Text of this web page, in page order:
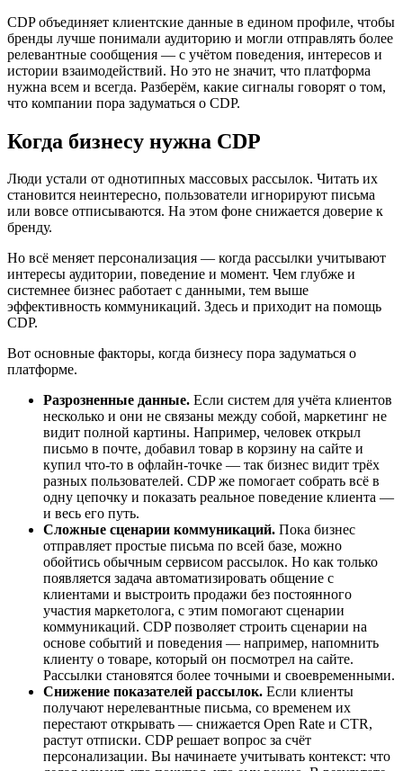
CDP объединяет клиентские данные в едином профиле, чтобы
бренды лучше понимали аудиторию и могли отправлять более
релевантные сообщения — с учётом поведения, интересов и
истории взаимодействий. Но это не значит, что платформа
нужна всем и всегда. Разберём, какие сигналы говорят о том,
что компании пора задуматься о CDP.
Когда бизнесу нужна CDP
Люди устали от однотипных массовых рассылок. Читать их
становится неинтересно, пользователи игнорируют письма
или вовсе отписываются. На этом фоне снижается доверие к
бренду.
Но всё меняет персонализация — когда рассылки учитывают
интересы аудитории, поведение и момент. Чем глубже и
системнее бизнес работает с данными, тем выше
эффективность коммуникаций. Здесь и приходит на помощь
CDP.
Вот основные факторы, когда бизнесу пора задуматься о
платформе.
Разрозненные данные. Если систем для учёта клиентов
несколько и они не связаны между собой, маркетинг не
видит полной картины. Например, человек открыл
письмо в почте, добавил товар в корзину на сайте и
купил что-то в офлайн-точке — так бизнес видит трёх
разных пользователей. CDP же помогает собрать всё в
одну цепочку и показать реальное поведение клиента —
и весь его путь.
Сложные сценарии коммуникаций. Пока бизнес
отправляет простые письма по всей базе, можно
обойтись обычным сервисом рассылок. Но как только
появляется задача автоматизировать общение с
клиентами и выстроить продажи без постоянного
участия маркетолога, с этим помогают сценарии
коммуникаций. CDP позволяет строить сценарии на
основе событий и поведения — например, напомнить
клиенту о товаре, который он посмотрел на сайте.
Рассылки становятся более точными и своевременными.
Снижение показателей рассылок. Если клиенты
получают нерелевантные письма, со временем их
перестают открывать — снижается Open Rate и CTR,
растут отписки. CDP решает вопрос за счёт
персонализации. Вы начинаете учитывать контекст: что